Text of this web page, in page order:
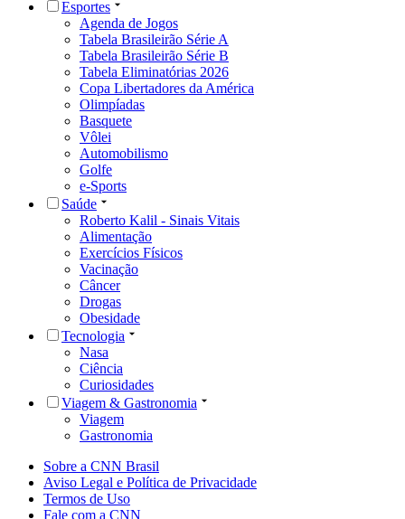
Esportes
Agenda de Jogos
Tabela Brasileirão Série A
Tabela Brasileirão Série B
Tabela Eliminatórias 2026
Copa Libertadores da América
Olimpíadas
Basquete
Vôlei
Automobilismo
Golfe
e-Sports
Saúde
Roberto Kalil - Sinais Vitais
Alimentação
Exercícios Físicos
Vacinação
Câncer
Drogas
Obesidade
Tecnologia
Nasa
Ciência
Curiosidades
Viagem & Gastronomia
Viagem
Gastronomia
Sobre a CNN Brasil
Aviso Legal e Política de Privacidade
Termos de Uso
Fale com a CNN